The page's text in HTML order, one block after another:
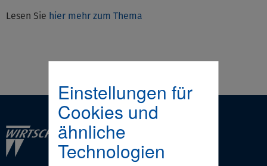
Einstellungen für
Cookies und
ähnliche
Technologien
Lesen Sie hier mehr zum Thema